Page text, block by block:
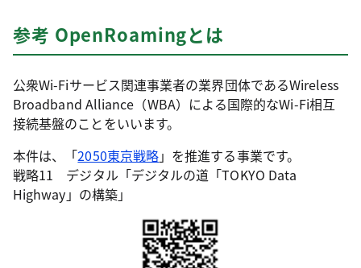
参考 OpenRoamingとは
公衆Wi-Fiサービス関連事業者の業界団体であるWireless
Broadband Alliance（WBA）による国際的なWi-Fi相互
接続基盤のことをいいます。
本件は、「2050東京戦略」を推進する事業です。
戦略11 デジタル「デジタルの道「TOKYO Data
Highway」の構築」